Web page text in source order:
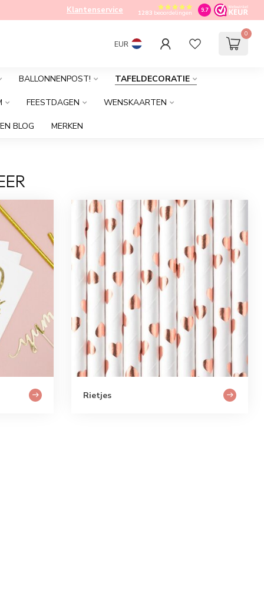
Klantenservice 1283beoordelingen 9.7
EUR
0
BALLONNENPOST! TAFELDECORATIE
FEESTDAGEN WENSKAARTEN
BLOG MERKEN
Rietjes